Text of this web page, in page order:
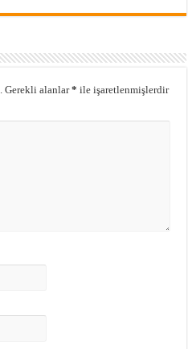
Gerekli alanlar* ile işaretlenmişlerdir